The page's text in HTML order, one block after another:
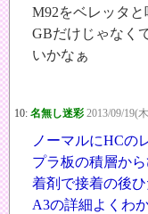
M92をベレッタ
GBだけじゃなく
いかなぁ
10: 名無し迷彩 2013/09/19(
ノーマルにHCの
プラ板の積層か
着剤で接着の後ひ
A3の詳細よくわ